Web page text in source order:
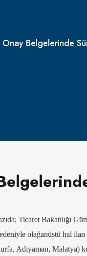
Belgelerinde
Ticaret Bakanlığı
olağanüstü hal
Adıyaman, Malatya)